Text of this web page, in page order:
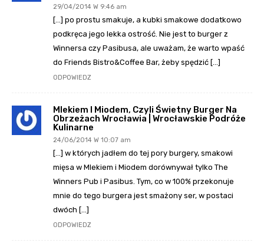
29/04/2014 W 9:46 am
[…] po prostu smakuje, a kubki smakowe dodatkowo
podkręca jego lekka ostrość. Nie jest to burger z
Winnersa czy Pasibusa, ale uważam, że warto wpaść
do Friends Bistro&Coffee Bar, żeby spędzić […]
ODPOWIEDZ
Mlekiem I Miodem, Czyli Świetny Burger Na
Obrzeżach Wrocławia | Wrocławskie Podróże
Kulinarne
24/06/2014 W 10:07 am
[…] w których jadłem do tej pory burgery, smakowi
mięsa w Mlekiem i Miodem dorównywał tylko The
Winners Pub i Pasibus. Tym, co w 100% przekonuje
mnie do tego burgera jest smażony ser, w postaci
dwóch […]
ODPOWIEDZ